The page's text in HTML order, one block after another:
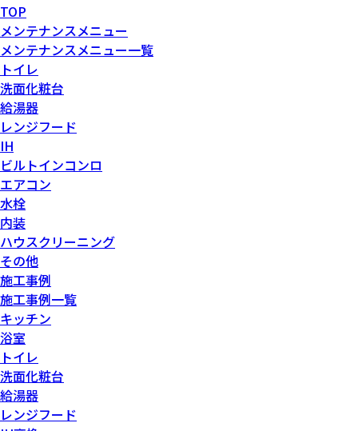
TOP
メンテナンスメニュー
メンテナンスメニュー一覧
トイレ
洗面化粧台
給湯器
レンジフード
IH
ビルトインコンロ
エアコン
水栓
内装
ハウスクリーニング
その他
施工事例
施工事例一覧
キッチン
浴室
トイレ
洗面化粧台
給湯器
レンジフード